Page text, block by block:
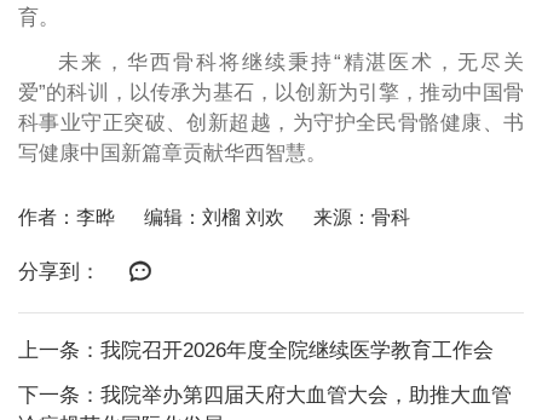
育。
未来，华西骨科将继续秉持“精湛医术，无尽关
爱”的科训，以传承为基石，以创新为引擎，推动中国骨
科事业守正突破、创新超越，为守护全民骨骼健康、书
写健康中国新篇章贡献华西智慧。
作者：李晔 编辑：刘榴 刘欢 来源：骨科
分享到：
上一条：我院召开2026年度全院继续医学教育工作会
下一条：我院举办第四届天府大血管大会，助推大血管